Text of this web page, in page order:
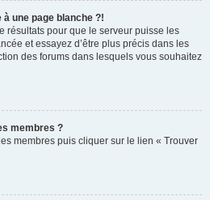
une page blanche ?!
résultats pour que le serveur puisse les
et essayez d’être plus précis dans les
des forums dans lesquels vous souhaitez
membres ?
membres puis cliquer sur le lien « Trouver